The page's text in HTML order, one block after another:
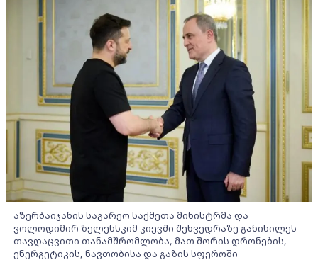
აზერბაიჯანის საგარეო საქმეთა მინისტრმა და
ვოლოდიმირ ზელენსკიმ კიევში შეხვედრაზე განიხილეს
თავდაცვითი თანამშრომლობა, მათ შორის დრონების,
ენერგეტიკის, ნავთობისა და გაზის სფეროში